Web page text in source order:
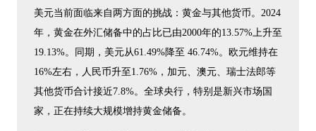
美元当前面临来自两方面的挑战：黄金与其他货币。2024
年，黄金在外汇储备中的占比已由2000年的13.57%上升至
19.13%。同期，美元从61.49%降至 46.74%。欧元维持在
16%左右，人民币升至1.76%，加元、澳元、瑞士法郎等
其他货币合计接近7.8%。全球央行，特别是新兴市场国
家，正在持续大规模增持黄金储备。